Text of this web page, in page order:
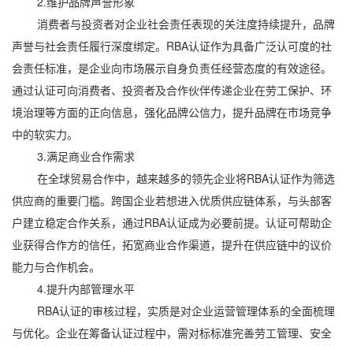
消费者与投资者对企业社会责任表现的关注度持续提升，品牌
声誉与社会责任履行深度绑定。RBA认证作为具备广泛认可度的社
会责任标准，是企业向市场展示自身负责任经营态度的有效途径。
通过认证可向消费者、投资者及合作伙伴传递企业在劳工保护、环
境治理等方面的正向信息，强化品牌公信力，提升品牌在市场竞争
中的软实力。
3.满足商业合作需求
在全球贸易合作中，越来越多的领先企业将RBA认证作为筛选
供应商的重要门槛。跨国企业若想进入优质供应链体系，与头部客
户建立稳定合作关系，通过RBA认证成为必要前提。认证可帮助企
业获得合作方的信任，拓宽商业合作渠道，提升在供应链中的议价
能力与合作机会。
4.提升内部管理水平
RBA认证的审核过程，实质是对企业运营管理体系的全面梳理
与优化。企业在筹备认证过程中，需对标标准完善劳工管理、安全